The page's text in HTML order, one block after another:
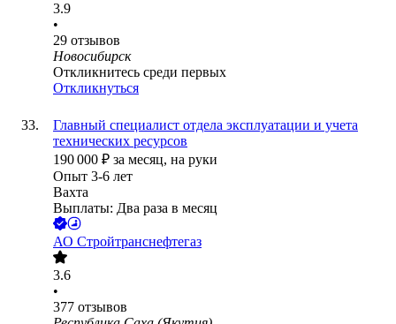
3.9
•
29 отзывов
Новосибирск
Откликнитесь среди первых
Откликнуться
Главный специалист отдела эксплуатации и учета
технических ресурсов
190 000 ₽ за месяц, на руки
Опыт 3-6 лет
Вахта
Выплаты: Два раза в месяц
АО Стройтранснефтегаз
3.6
•
377 отзывов